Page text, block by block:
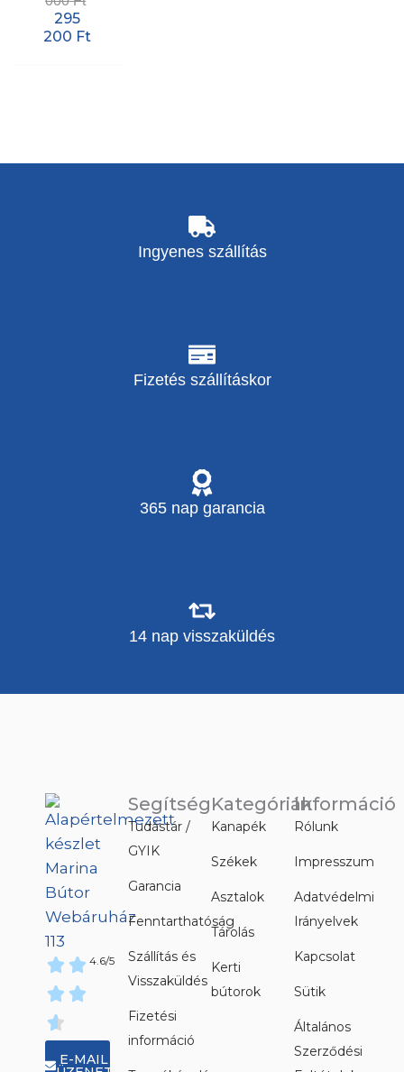
295
200 Ft
Ingyenes szállítás
Fizetés szállításkor
365 nap garancia
14 nap visszaküldés
4.6/5
E-MAIL
Segítség
Tudástár /
GYIK
Garancia
Fenntarthatóság
Szállítás és
Visszaküldés
Fizetési
információ
Kategóriák
Kanapék
Székek
Asztalok
Tárolás
Kerti
bútorok
Információ
Rólunk
Impresszum
Adatvédelmi
Irányelvek
Kapcsolat
Sütik
Általános
Szerződési